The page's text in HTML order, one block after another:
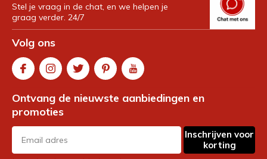
Stel je vraag in de chat, en we helpen je
graag verder. 24/7
Volg ons
Ontvang de nieuwste aanbiedingen en
promoties
Inschrijven voor
korting